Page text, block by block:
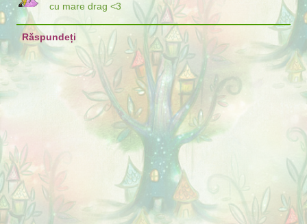
cu mare drag <3
Răspundeți